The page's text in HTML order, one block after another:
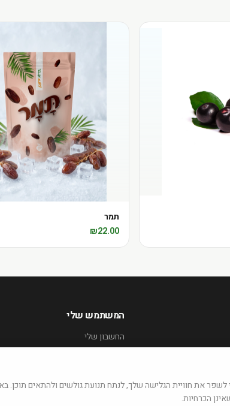
תמר
₪22.00
לשפר את חוויית הגלישה שלך, לנתח תנועת גולשים ולהתאים
הכרחיות.
המשתמש שלי
החשבון שלי